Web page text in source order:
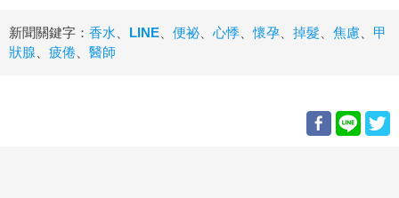
新聞關鍵字： 香水 LINE 便祕 心悸 、懷孕 掉髮 焦慮
甲
狀腺
疲倦 醫師